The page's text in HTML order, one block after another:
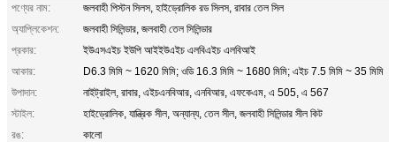
পণ্যের নাম:
জলবাহী পিস্টন সিলস, হাইড্রোলিক রড সিলস, রাবার তেল সিল
অ্যাপ্লিকেশন:
জলবাহী সিলিন্ডার, জলবাহী তেল সিলিন্ডার
প্রকার:
ইউএসএইচ ইউপি আইইউএইচ এলবিএইচ এলবিআই
আকার:
D6.3 মিমি ~ 1620 মিমি; ওডি 16.3 মিমি ~ 1680 মিমি; এইচ 7.5 মিমি ~ 35 মিমি
উপাদান:
নাইট্রাইল, রাবার, এইচএনবিআর, এনবিআর, এফকেএম, এ 505, এ 567
স্টাইল:
হাইড্রোলিক, যান্ত্রিক সীল, অন্যান্য, তেল সীল, জলবাহী সিলিন্ডার সীল কিট
রঙ:
কালো